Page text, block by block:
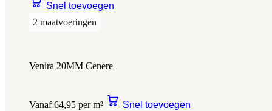
Snel toevoegen
2 maatvoeringen
Venira 20MM Cenere
Vanaf 64,95 per m² Snel toevoegen